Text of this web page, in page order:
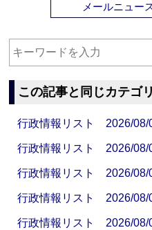
メールニュー
この記事と同じカテゴ
行政情報リスト 2026/08/
行政情報リスト 2026/08/
行政情報リスト 2026/08/
行政情報リスト 2026/08/
行政情報リスト 2026/08/